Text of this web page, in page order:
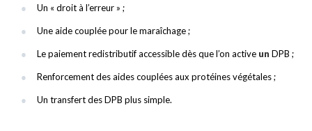
Un « droit à l’erreur » ;
Une aide couplée pour le maraîchage ;
Le paiement redistributif accessible dès que l’on active un DPB ;
Renforcement des aides couplées aux protéines végétales ;
Un transfert des DPB plus simple.